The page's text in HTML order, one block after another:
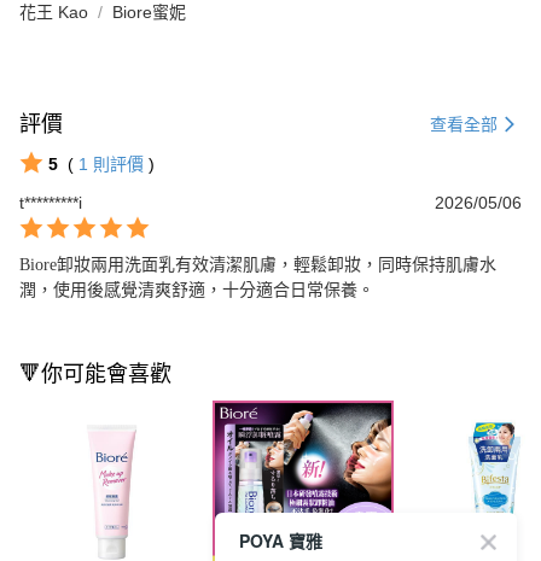
花王 Kao Biore蜜妮
評價 查看全部
5 ( 1 則評價 )
t*********i
2026/05/06
Biore卸妝兩用洗面乳有效清潔肌膚，輕鬆卸妝，同時保持肌膚水
潤，使用後感覺清爽舒適，十分適合日常保養。
🔻你可能會喜歡
POYA 寶雅